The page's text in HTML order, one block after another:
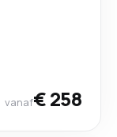
vanaf€ 258